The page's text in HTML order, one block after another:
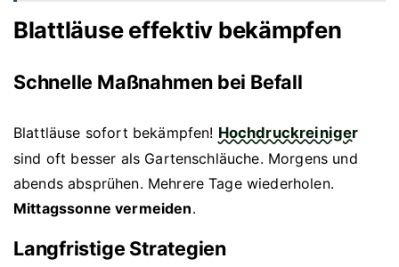
Blattläuse effektiv bekämpfen
Schnelle Maßnahmen bei Befall
Blattläuse sofort bekämpfen! Hochdruckreiniger
sind oft besser als Gartenschläuche. Morgens und
abends absprühen. Mehrere Tage wiederholen.
Mittagssonne vermeiden.
Langfristige Strategien